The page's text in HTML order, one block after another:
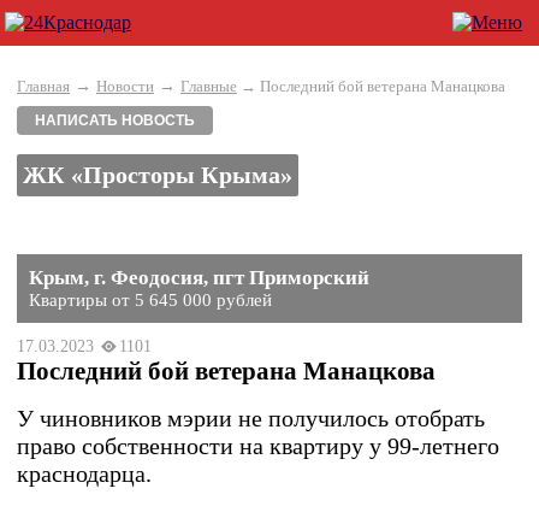
Главная → Новости → Главные → Последний бой ветерана Манацкова
НАПИСАТЬ НОВОСТЬ
ЖК «Просторы Крыма»
Крым, г. Феодосия, пгт Приморский
Квартиры от 5 645 000 рублей
17.03.2023 1101
Последний бой ветерана Манацкова
У чиновников мэрии не получилось отобрать
право собственности на квартиру у 99-летнего
краснодарца.